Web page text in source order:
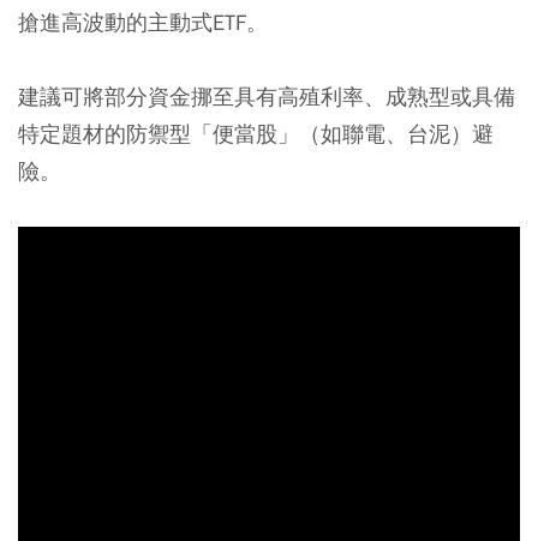
搶進高波動的主動式ETF。
建議可將部分資金挪至具有高殖利率、成熟型或具備
特定題材的防禦型「便當股」（如聯電、台泥）避
險。